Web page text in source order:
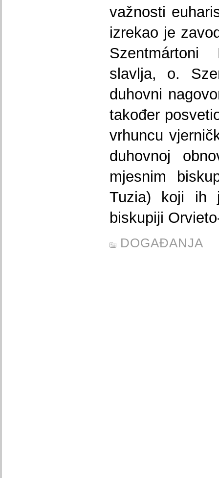
važnosti
izrekao je
slavlja, o.
duhovni
također
vrhuncu
duhovnoj
mjesnim
Tuzia) koji ih
biskupiji
DOGAĐANJA